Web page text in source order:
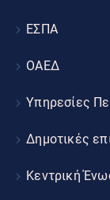
ΕΣΠΑ
ΟΑΕΔ
Υπηρεσίες
Δημοτικές
Κεντρική